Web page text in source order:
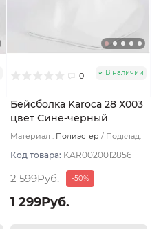
0 В наличии
Бейсболка Karoca 28 Х003
цвет Сине-черный
размер 56
Материал : Полиэстер
Подклад:
Код товара: KAR00200128561
2 599Руб. -50%
1 299Руб.